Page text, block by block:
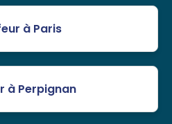
à Paris
à Perpignan